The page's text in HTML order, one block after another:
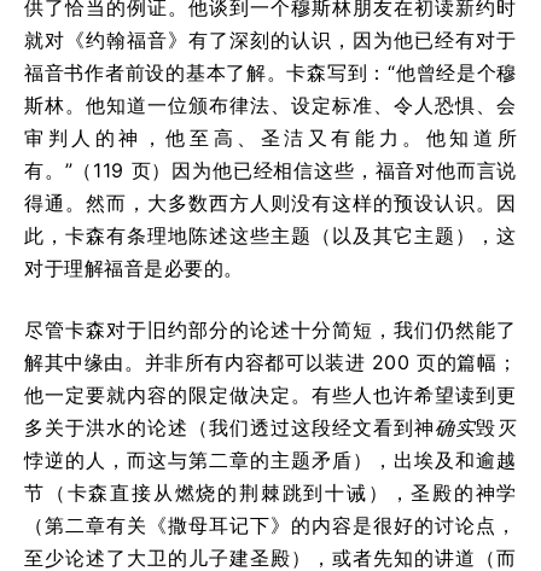
供了恰当的例证。他谈到一个穆斯林朋友在初读新约时
就对《约翰福音》有了深刻的认识，因为他已经有对于
福音书作者前设的基本了解。卡森写到：“他曾经是个穆
斯林。他知道一位颁布律法、设定标准、令人恐惧、会
审判人的神，他至高、圣洁又有能力。他知道所
有。”（119 页）因为他已经相信这些，福音对他而言说
得通。然而，大多数西方人则没有这样的预设认识。因
此，卡森有条理地陈述这些主题（以及其它主题），这
对于理解福音是必要的。
尽管卡森对于旧约部分的论述十分简短，我们仍然能了
解其中缘由。并非所有内容都可以装进 200 页的篇幅；
他一定要就内容的限定做决定。有些人也许希望读到更
多关于洪水的论述（我们透过这段经文看到神确实毁灭
悖逆的人，而这与第二章的主题矛盾），出埃及和逾越
节（卡森直接从燃烧的荆棘跳到十诫），圣殿的神学
（第二章有关《撒母耳记下》的内容是很好的讨论点，
至少论述了大卫的儿子建圣殿），或者先知的讲道（而